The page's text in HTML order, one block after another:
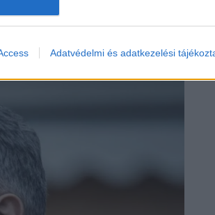
Adatvédelmi és adatkezelési